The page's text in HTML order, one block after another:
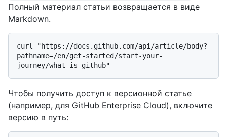
Полный материал статьи возвращается в виде
Markdown.
curl "https://docs.github.com/api/article/body?
pathname=/en/get-started/start-your-
Чтобы получить доступ к версионной статье
(например, для GitHub Enterprise Cloud), включите
версию в путь: